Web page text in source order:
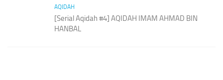
AQIDAH
[Serial Aqidah #4] AQIDAH IMAM AHMAD BIN
HANBAL